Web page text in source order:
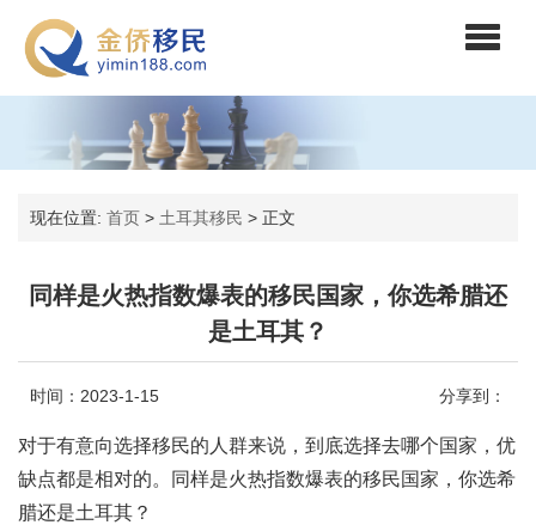
现在位置: 首页 > 土耳其移民 > 正文
同样是火热指数爆表的移民国家，你选希腊还
是土耳其？
时间：2023-1-15 分享到：
对于有意向选择移民的人群来说，到底选择去哪个国家，优
缺点都是相对的。同样是火热指数爆表的移民国家，你选希
腊还是土耳其？